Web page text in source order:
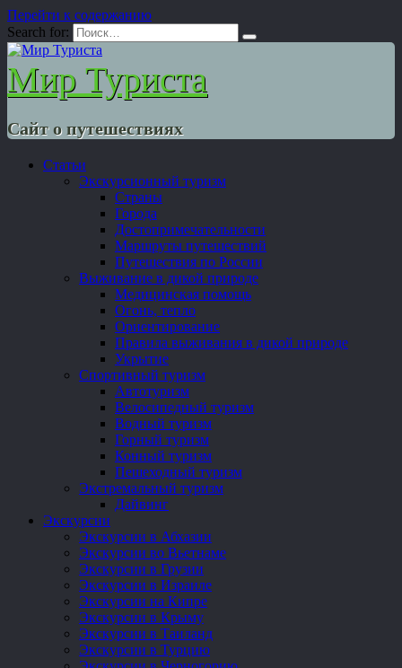
Перейти к содержанию
Search for:
Мир Туриста
Сайт о путешествиях
Статьи
Экскурсионный туризм
Страны
Города
Достопримечательности
Маршруты путешествий
Путешествия по России
Выживание в дикой природе
Медицинская помощь
Огонь, тепло
Ориентирование
Правила выживания в дикой природе
Укрытие
Спортивный туризм
Автотуризм
Велосипедный туризм
Водный туризм
Горный туризм
Конный туризм
Пешеходный туризм
Экстремальный туризм
Дайвинг
Экскурсии
Экскурсии в Абхазии
Экскурсии во Вьетнаме
Экскурсии в Грузии
Экскурсии в Израиле
Экскурсии на Кипре
Экскурсии в Крыму
Экскурсии в Таиланд
Экскурсии в Турцию